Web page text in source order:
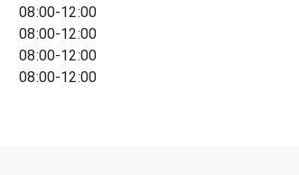
08:00-12:00
08:00-12:00
08:00-12:00
08:00-12:00